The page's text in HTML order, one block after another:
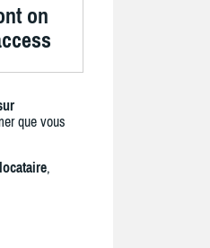
on
que vous
,